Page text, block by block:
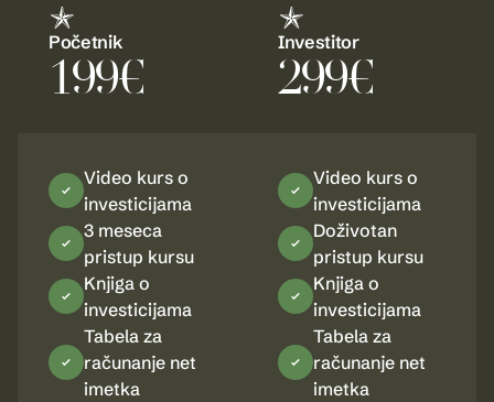
Početnik
199€
Video kurs o
investicijama
3 meseca
pristup kursu
Knjiga o
investicijama
Tabela za
računanje net
imetka
Investitor
299€
Video kurs o
investicijama
Doživotan
pristup kursu
Knjiga o
investicijama
Tabela za
računanje net
imetka